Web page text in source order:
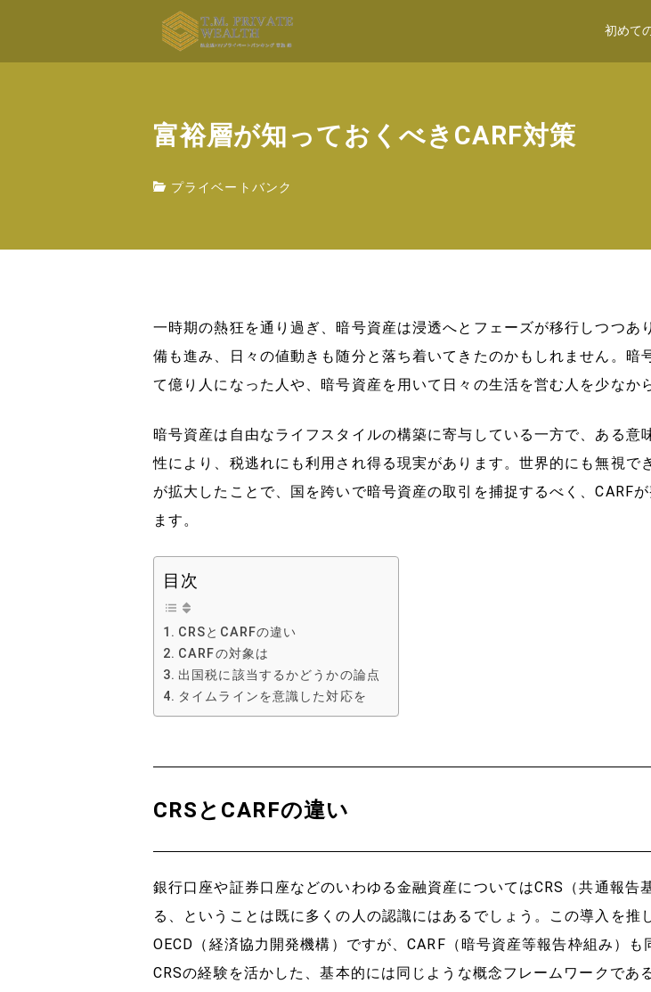
初めて
富裕層が知っておくべきCARF対策
プライベートバンク
一時期の熱狂を通り過ぎ、暗号資産は浸透へとフェーズが移行しつつあ
備も進み、日々の値動きも随分と落ち着いてきたのかもしれません。暗
て億り人になった人や、暗号資産を用いて日々の生活を営む人を少なか
暗号資産は自由なライフスタイルの構築に寄与している一方で、ある意
性により、税逃れにも利用され得る現実があります。世界的にも無視で
が拡大したことで、国を跨いで暗号資産の取引を捕捉するべく、CARF
ます。
目次
CRSとCARFの違い
CARFの対象は
出国税に該当するかどうかの論点
タイムラインを意識した対応を
CRSとCARFの違い
銀行口座や証券口座などのいわゆる金融資産についてはCRS（共通報告
る、ということは既に多くの人の認識にはあるでしょう。この導入を推
OECD（経済協力開発機構）ですが、CARF（暗号資産等報告枠組み）も
CRSの経験を活かした、基本的には同じような概念フレームワークであ